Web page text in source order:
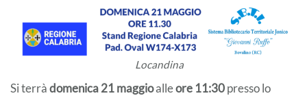
Locandina
Si terràdomenica 21 maggioalleore 11:30presso lo